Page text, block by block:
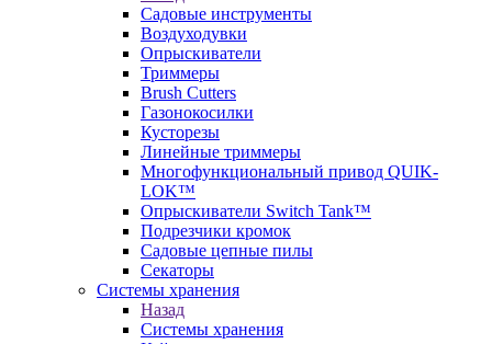
Садовые инструменты
Воздуходувки
Опрыскиватели
Триммеры
Brush Cutters
Газонокосилки
Кусторезы
Линейные триммеры
Многофункциональный привод QUIK-
LOK™
Опрыскиватели Switch Tank™
Подрезчики кромок
Садовые цепные пилы
Секаторы
Системы хранения
Назад
Системы хранения